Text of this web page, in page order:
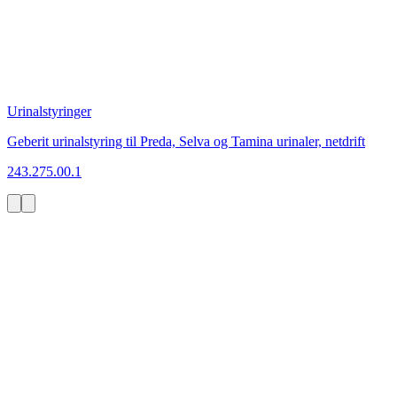
Urinalstyringer
Geberit urinalstyring til Preda, Selva og Tamina urinaler, netdrift
243.275.00.1